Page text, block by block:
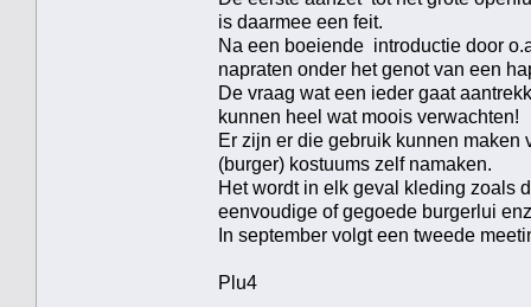
is daarmee een feit.
Na een boeiende introductie door
napraten onder het genot van een
De vraag wat een ieder gaat
kunnen heel wat moois verwachten!
Er zijn er die gebruik kunnen
(burger) kostuums zelf namaken.
Het wordt in elk geval kleding zoals
eenvoudige of gegoede burgerlui
In september volgt een tweede
Plu4